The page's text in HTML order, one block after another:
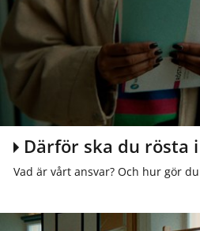
Därför ska du rösta
Vad är vårt ansvar? Och hur gör